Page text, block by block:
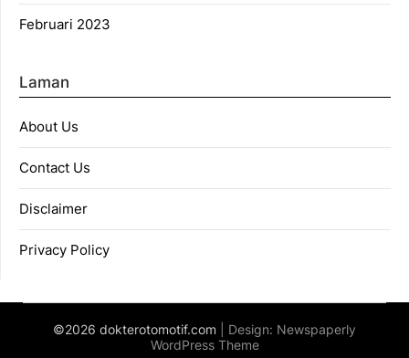
Februari 2023
Laman
About Us
Contact Us
Disclaimer
Privacy Policy
©2026 dokterotomotif.com | Design: Newspaperly
WordPress Theme